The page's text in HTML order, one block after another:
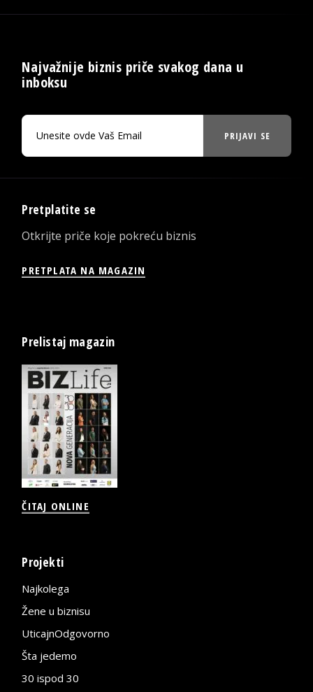
Najvažnije biznis priče svakog dana u
inboksu
PRIJAVI SE
Pretplatite se
Otkrijte priče koje pokreću biznis
PRETPLATA NA MAGAZIN
Prelistaj magazin
ČITAJ ONLINE
Projekti
Najkolega
Žene u biznisu
UticajnOdgovorno
Šta jedemo
30 ispod 30